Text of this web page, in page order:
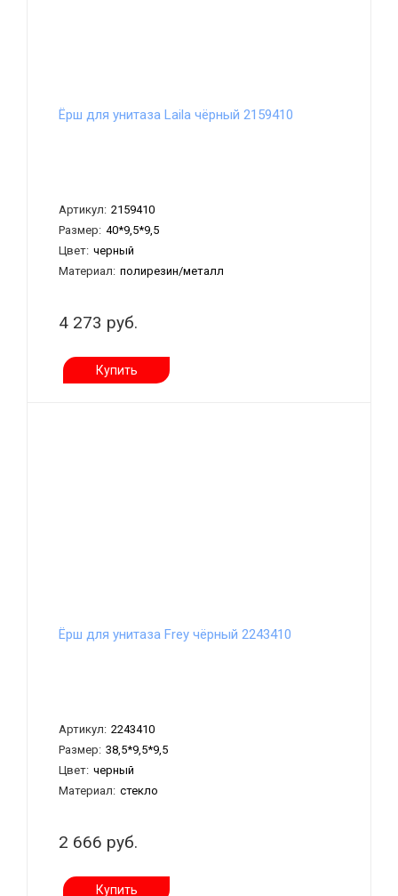
Ёрш для унитаза Laila чёрный 2159410
Артикул: 2159410
Размер: 40*9,5*9,5
Цвет: черный
Материал: полирезин/металл
4 273 руб.
Купить
Ёрш для унитаза Frey чёрный 2243410
Артикул: 2243410
Размер: 38,5*9,5*9,5
Цвет: черный
Материал: стекло
2 666 руб.
Купить